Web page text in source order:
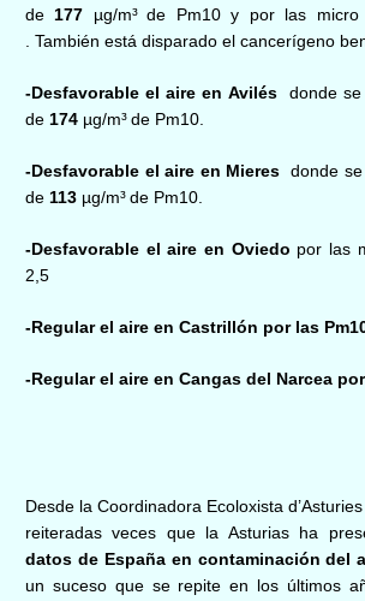
de 177 µg/m³ de Pm10 y por las
También está disparado el cancerígeno
-Desfavorable el aire en Avilés
donde
de 174 µg/m³de Pm10.
-Desfavorable el aire en Mieres donde
de 113 µg/m³de Pm10.
-Desfavorable el aire en Oviedo por las
2,5
-Regular el aire en Castrillón por las
-Regular el aire en Cangas del Narcea
Desde la Coordinadora Ecoloxista d’Asturies
reiteradas veces que la Asturias ha
datos de España en contaminación del
un suceso que se repite en los últimos